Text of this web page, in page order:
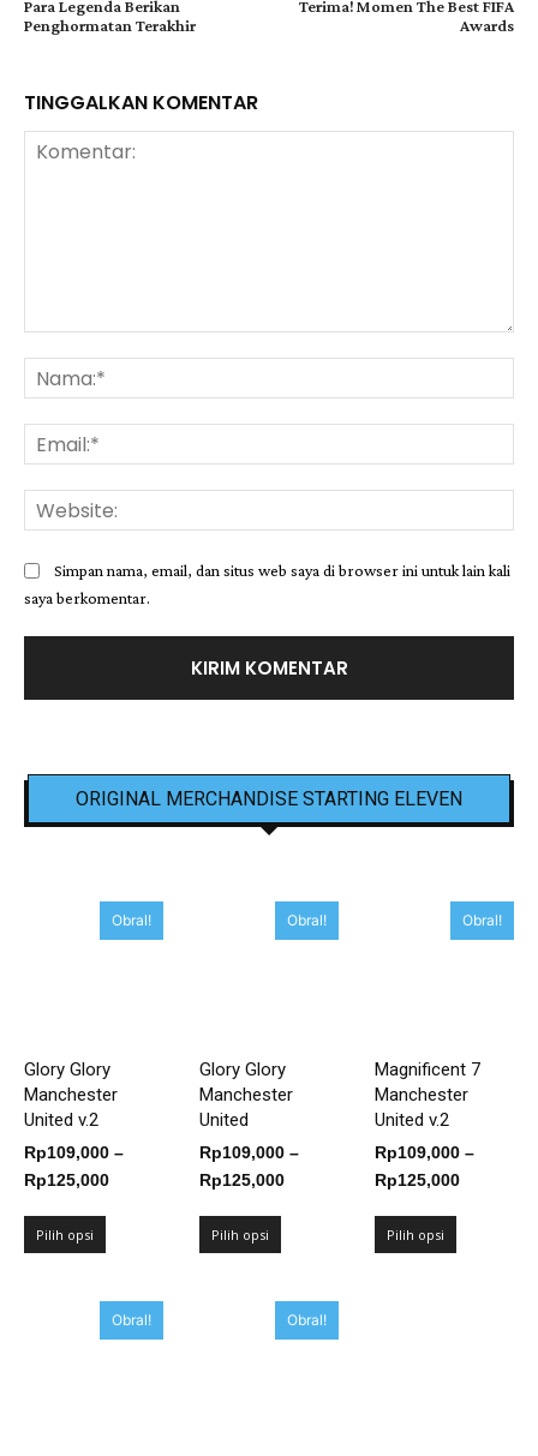
Para Legenda Berikan
Penghormatan Terakhir
Terima! Momen The Best FIFA
Awards
TINGGALKAN KOMENTAR
Simpan nama, email, dan situs web saya di browser ini untuk lain kali
saya berkomentar.
ORIGINAL MERCHANDISE STARTING ELEVEN
Obral!
Glory Glory
Manchester
United v.2
Rp109,000 –
Rp125,000Rentang
Pilih opsi
Obral!
Glory Glory
Manchester
United
Rp109,000 –
Rp125,000Rentang
Pilih opsi
Obral!
Magnificent 7
Manchester
United v.2
Rp109,000 –
Rp125,000Rentang
Pilih opsi
Obral! Obral!